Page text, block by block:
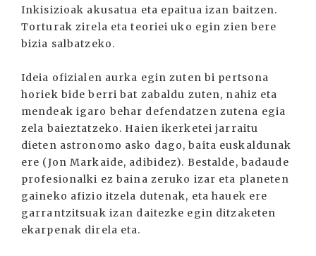
Inkisizioak akusatua eta epaitua izan baitzen.
Torturak zirela eta teoriei uko egin zien bere
bizia salbatzeko.
Ideia ofizialen aurka egin zuten bi pertsona
horiek bide berri bat zabaldu zuten, nahiz eta
mendeak igaro behar defendatzen zutena egia
zela baieztatzeko. Haien ikerketei jarraitu
dieten astronomo asko dago, baita euskaldunak
ere (Jon Markaide, adibidez). Bestalde, badaude
profesionalki ez baina zeruko izar eta planeten
gaineko afizio itzela dutenak, eta hauek ere
garrantzitsuak izan daitezke egin ditzaketen
ekarpenak direla eta.